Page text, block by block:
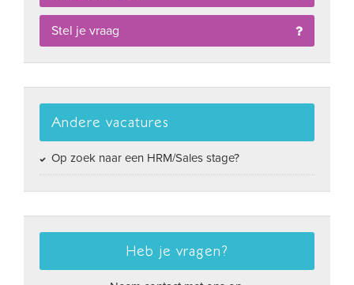
Stel je vraag
Andere vacatures
Op zoek naar een HRM/Sales stage?
Heb je vragen?